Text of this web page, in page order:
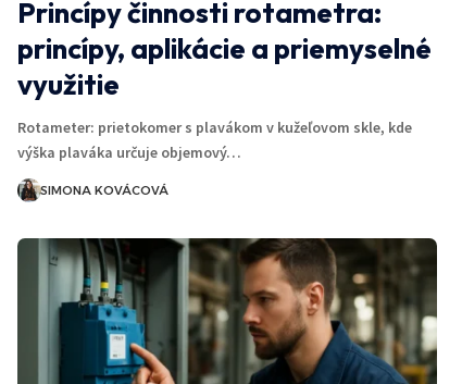
Princípy činnosti rotametra:
princípy, aplikácie a priemyselné
využitie
Rotameter: prietokomer s plavákom v kužeľovom skle, kde
výška plaváka určuje objemový…
SIMONA KOVÁCOVÁ